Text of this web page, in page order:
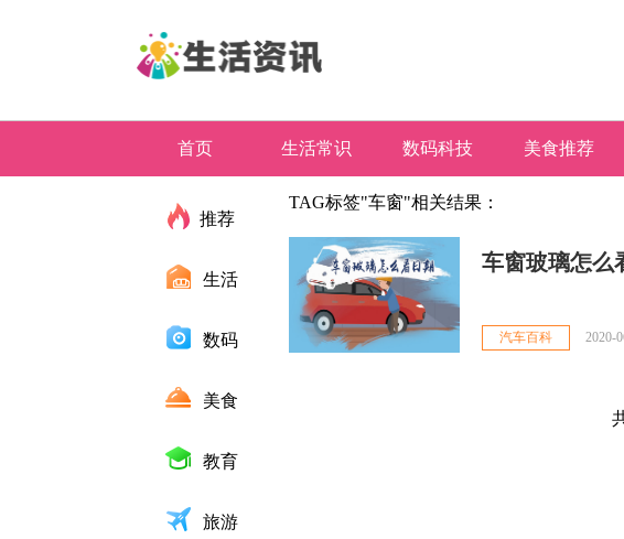
首页 生活常识 数码科技 美食推荐
推荐
生活
数码
美食
教育
旅游
TAG标签"车窗"相关结果：
车窗玻璃怎么
汽车百科 2020-